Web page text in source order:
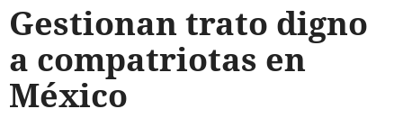
Gestionan trato digno
a compatriotas en
México